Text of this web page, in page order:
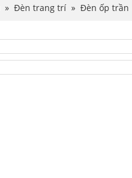
» Đèn trang trí » Đèn ốp trần